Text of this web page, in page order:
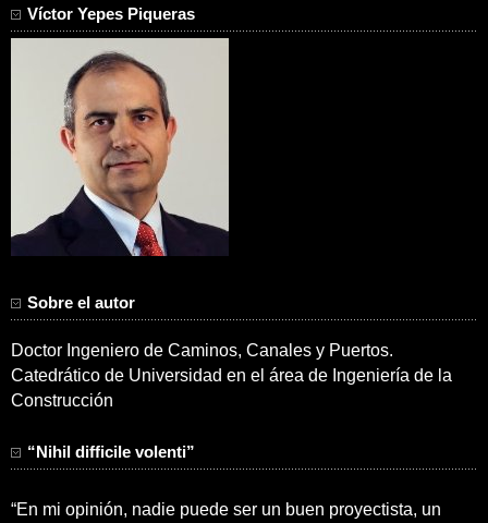
Víctor Yepes Piqueras
Sobre el autor
Doctor Ingeniero de Caminos, Canales y Puertos.
Catedrático de Universidad en el área de Ingeniería de la
Construcción
“Nihil difficile volenti”
“En mi opinión, nadie puede ser un buen proyectista, un